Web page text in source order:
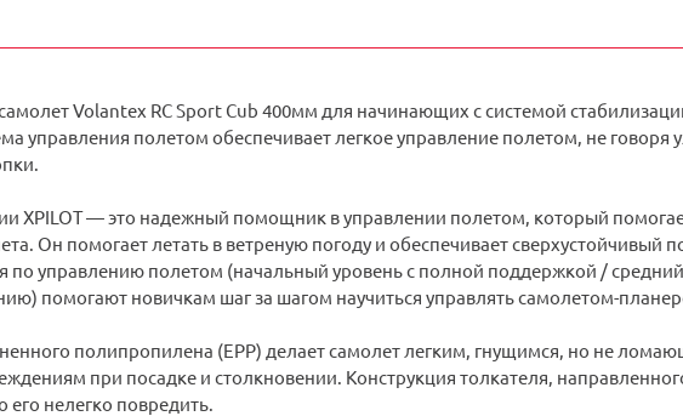
Volantex RC Sport Cub 400мм для начинающих с системой
управления полетом обеспечивает легкое управление полетом, не
XPILOT — это надежный помощник в управлении полетом, который
Он помогает летать в ветреную погоду и обеспечивает сверхустойчивый
по управлению полетом (начальный уровень с полной поддержкой /
помогают новичкам шаг за шагом научиться управлять самолетом-
полипропилена (EPP) делает самолет легким, гнущимся, но не
при посадке и столкновении. Конструкция толкателя,
его нелегко повредить.